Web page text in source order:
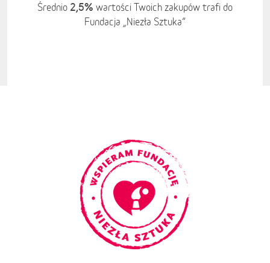
Średnio 2,5% wartości Twoich zakupów trafi do
Fundacja „Niezła Sztuka”